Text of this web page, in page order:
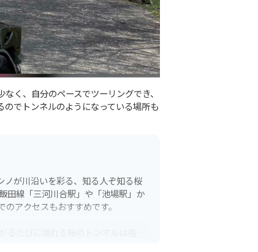
く、自分のペースでツーリングでき、
でトンネルのようになっている場所も
が川沿いを彩る、知る人ぞ知る桜
田線「三河川合駅」や「池場駅」か
アクセスもおすすめです。
たびに現れる桜のトンネルは格別